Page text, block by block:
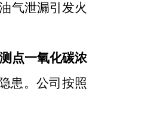
气泄漏引发火
点一氧化碳浓
隐患。公司按照